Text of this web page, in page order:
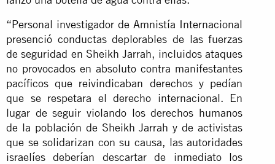
“Personal investigador de Amnistía Internacional
presenció conductas deplorables de las fuerzas
de seguridad en Sheikh Jarrah, incluidos ataques
no provocados en absoluto contra manifestantes
pacíficos que reivindicaban derechos y pedían
que se respetara el derecho internacional. En
lugar de seguir violando los derechos humanos
de la población de Sheikh Jarrah y de activistas
que se solidarizan con su causa, las autoridades
israelíes deberían descartar de inmediato los